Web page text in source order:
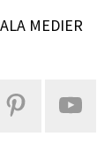
MEDIER